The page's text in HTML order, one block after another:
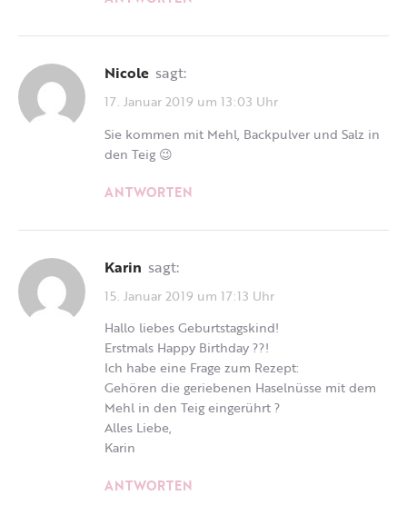
Nicole sagt:
17. Januar 2019 um 13:03 Uhr
Sie kommen mit Mehl, Backpulver und Salz in
den Teig 😉
ANTWORTEN
Karin sagt:
15. Januar 2019 um 17:13 Uhr
Hallo liebes Geburtstagskind!
Erstmals Happy Birthday ??!
Ich habe eine Frage zum Rezept:
Gehören die geriebenen Haselnüsse mit dem
Mehl in den Teig eingerührt ?
Alles Liebe,
Karin
ANTWORTEN